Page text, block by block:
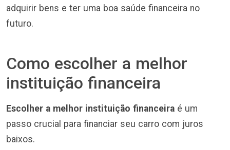
adquirir bens e ter uma boa saúde financeira no
futuro.
Como escolher a melhor
instituição financeira
Escolher a melhor instituição financeira é um
passo crucial para financiar seu carro com juros
baixos.